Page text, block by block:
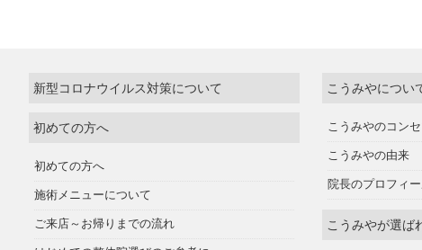
新型コロナウイルス対策について
初めての方へ
初めての方へ
施術メニューについて
ご来店～お帰りまでの流れ
こうみやについ
こうみやのコンセ
こうみやの由来
院長のプロフィ
こうみやが選ば